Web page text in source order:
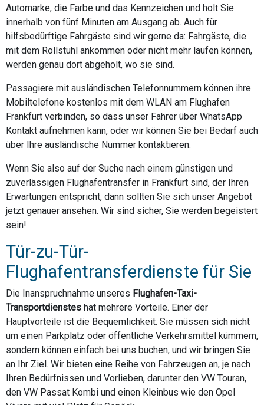
Automarke, die Farbe und das Kennzeichen und holt Sie
innerhalb von fünf Minuten am Ausgang ab. Auch für
hilfsbedürftige Fahrgäste sind wir gerne da: Fahrgäste, die
mit dem Rollstuhl ankommen oder nicht mehr laufen können,
werden genau dort abgeholt, wo sie sind.
Passagiere mit ausländischen Telefonnummern können ihre
Mobiltelefone kostenlos mit dem WLAN am Flughafen
Frankfurt verbinden, so dass unser Fahrer über WhatsApp
Kontakt aufnehmen kann, oder wir können Sie bei Bedarf auch
über Ihre ausländische Nummer kontaktieren.
Wenn Sie also auf der Suche nach einem günstigen und
zuverlässigen Flughafentransfer in Frankfurt sind, der Ihren
Erwartungen entspricht, dann sollten Sie sich unser Angebot
jetzt genauer ansehen. Wir sind sicher, Sie werden begeistert
sein!
Tür-zu-Tür-
Flughafentransferdienste für Sie
Die Inanspruchnahme unseres Flughafen-Taxi-
Transportdienstes hat mehrere Vorteile. Einer der
Hauptvorteile ist die Bequemlichkeit. Sie müssen sich nicht
um einen Parkplatz oder öffentliche Verkehrsmittel kümmern,
sondern können einfach bei uns buchen, und wir bringen Sie
an Ihr Ziel. Wir bieten eine Reihe von Fahrzeugen an, je nach
Ihren Bedürfnissen und Vorlieben, darunter den VW Touran,
den VW Passat Kombi und einen Kleinbus wie den Opel